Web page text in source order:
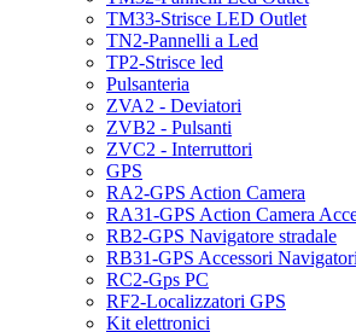
TM33-Strisce LED Outlet
TN2-Pannelli a Led
TP2-Strisce led
Pulsanteria
ZVA2 - Deviatori
ZVB2 - Pulsanti
ZVC2 - Interruttori
GPS
RA2-GPS Action Camera
RA31-GPS Action Camera
RB2-GPS Navigatore stradale
RB31-GPS Accessori Navigatori
RC2-Gps PC
RF2-Localizzatori GPS
Kit elettronici